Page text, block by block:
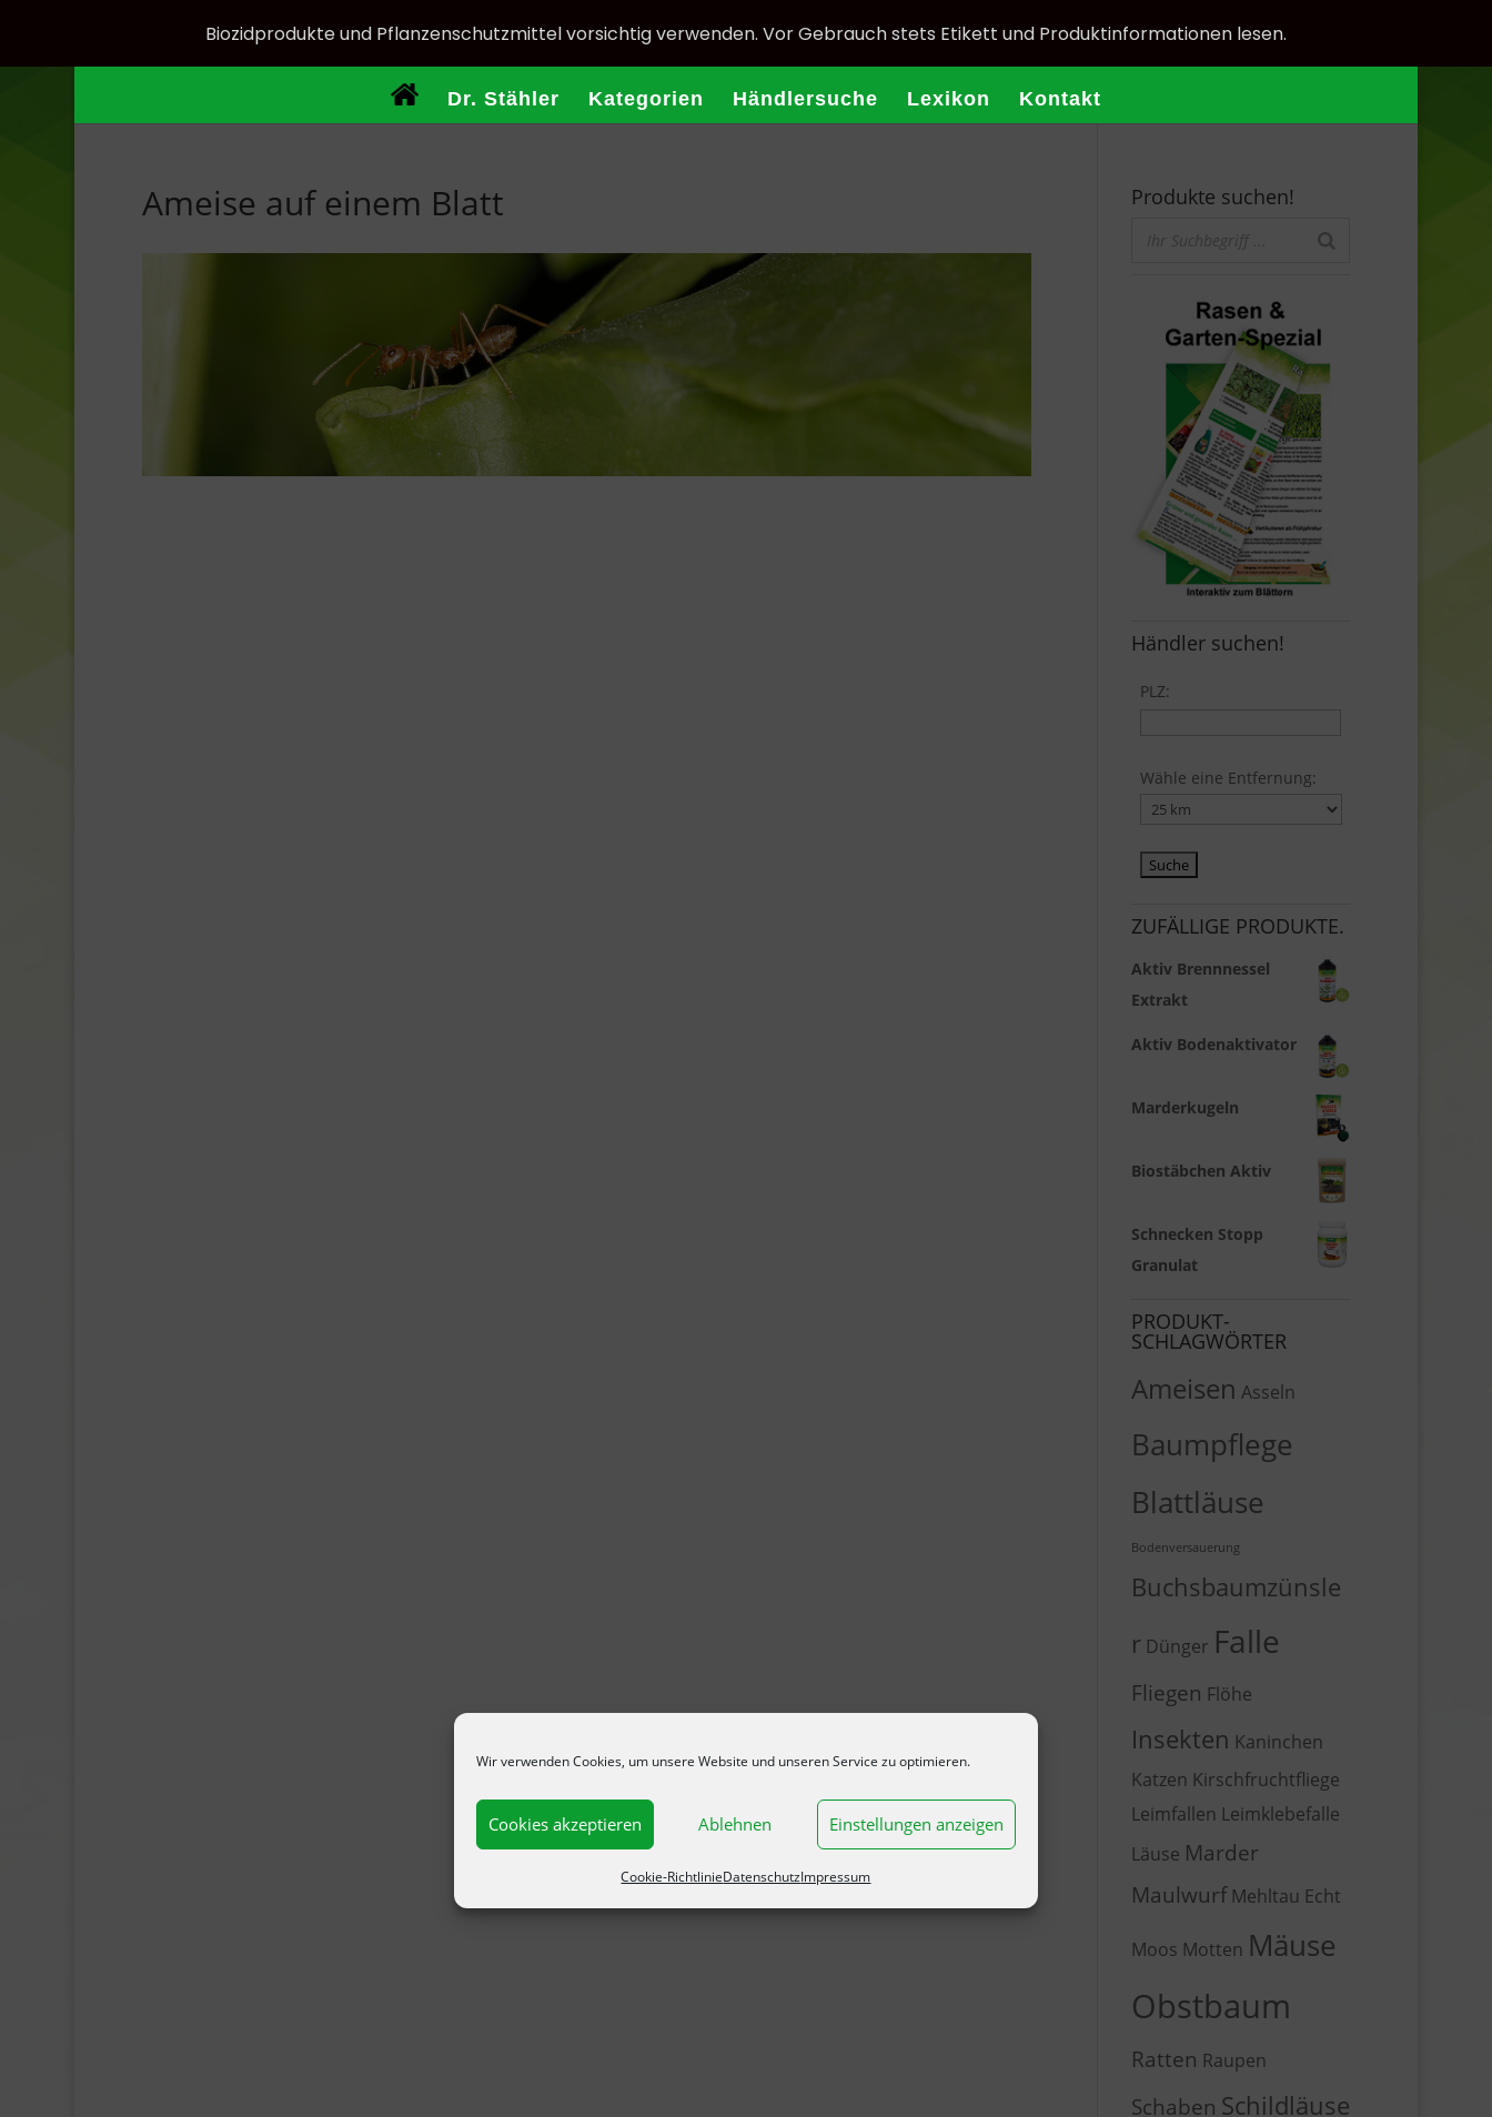
Wir verwenden Cookies, um unsere Website und unseren Service zu optimieren.
Cookies akzeptieren Ablehnen Einstellungen anzeigen
Cookie-RichtlinieDatenschutzImpressum
Dr. Stähler Kategorien Händlersuche Lexikon Kontakt
Ameise auf einem Blatt Produkte suchen!
Händler suchen!
PLZ:
Wähle eine Entfernung:
ZUFÄLLIGE PRODUKTE.
Aktiv Brennnessel
Extrakt
Aktiv Bodenaktivator
Marderkugeln
Biostäbchen Aktiv
Schnecken Stopp
Granulat
PRODUKT-
SCHLAGWÖRTER
Ameisen Asseln
Baumpflege
Blattläuse
Bodenversauerung
Buchsbaumzünsle
r Dünger Falle
Fliegen Flöhe
Insekten Kaninchen
Katzen Kirschfruchtfliege
Leimfallen Leimklebefalle
Läuse Marder
Maulwurf Mehltau Echt
Moos Motten Mäuse
Obstbaum
Ratten Raupen
Schaben Schildläuse
Biozidprodukte und Pflanzenschutzmittel vorsichtig verwenden. Vor Gebrauch stets Etikett und Produktinformationen lesen.